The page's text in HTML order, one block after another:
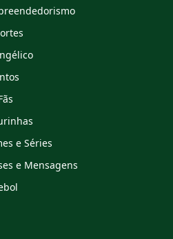
e Séries
e Mensagens